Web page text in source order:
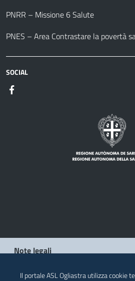
PNRR – Missione 6 Salute
PNES – Area Contrastare la povertà
SOCIAL
Note legali
Il portale ASL Ogliastra utilizza cookie